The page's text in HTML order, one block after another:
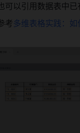
可以引用数据表中已
考多维表格实践：